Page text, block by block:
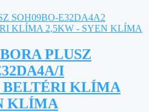
PLUSZ
I
BELTÉRI KLÍMA
KLÍMA